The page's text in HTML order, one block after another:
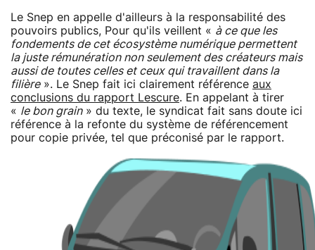
Le Snep en appelle d'ailleurs à la responsabilité des
pouvoirs publics, Pour qu'ils veillent « à ce que les
fondements de cet écosystème numérique permettent
la juste rémunération non seulement des créateurs mais
aussi de toutes celles et ceux qui travaillent dans la
filière». Le Snep fait ici clairement référence aux
conclusions du rapport Lescure. En appelant à tirer
« le bon grain» du texte, le syndicat fait sans doute ici
référence à la refonte du système de référencement
pour copie privée, tel que préconisé par le rapport.